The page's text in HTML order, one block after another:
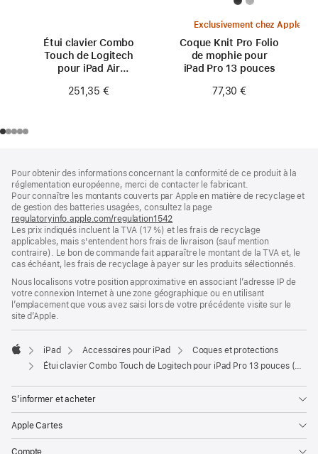
Étui clavier Combo
Touch de Logitech
pour iPad Air
251,35 €
Exclusivement chez Apple
Coque Knit Pro Folio
de mophie pour
iPad Pro 13 pouces
77,30 €
de
page
de
bas
de
page
Pour obtenir des informations concernant la conformité de ce produit à la
réglementation européenne, merci de contacter le fabricant.
Pour connaître les montants couverts par Apple en matière de recyclage et
de gestion des batteries usagées, consultez la page
regulatoryinfo.apple.com/regulation1542
dans
une
nouvelle
fenêtre)
Les prix indiqués incluent la TVA (17 %) et les frais de recyclage
applicables, mais s'entendent hors frais de livraison (sauf mention
contraire). Le bon de commande fait apparaître le montant de la TVA et, le
cas échéant, les frais de recyclage à payer sur les produits sélectionnés.
Nous localisons votre position approximative en associant l’adresse IP de
votre connexion Internet à une zone géographique ou en utilisant
l’emplacement que vous avez saisi lors de votre précédente visite sur le
site d’Apple.
Apple
iPad Accessoires pour iPad
Coques et protections
Étui clavier Combo Touch de Logitech pour iPad Pro 13 pouces (M5)
S’informer et acheter
Apple Cartes
Compte